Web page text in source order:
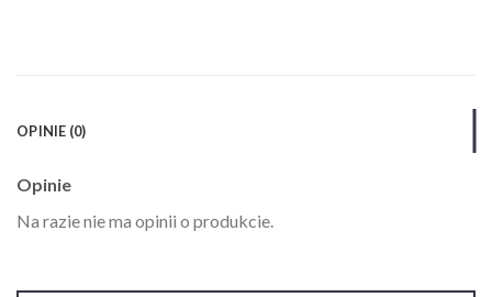
OPINIE (0)
Opinie
Na razie nie ma opinii o produkcie.